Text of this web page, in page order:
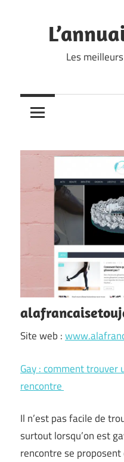
content
Les
Site web :
Gay : comment trouver
rencontre
Il n’est pas facile de
surtout lorsqu’on est
rencontre se